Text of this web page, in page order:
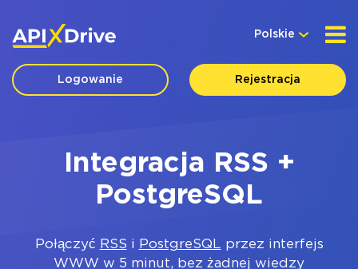
Polskie
Logowanie Rejestracja
Integracja RSS +
PostgreSQL
Połączyć RSS i PostgreSQL przez interfejs
WWW w 5 minut, bez żadnej wiedzy